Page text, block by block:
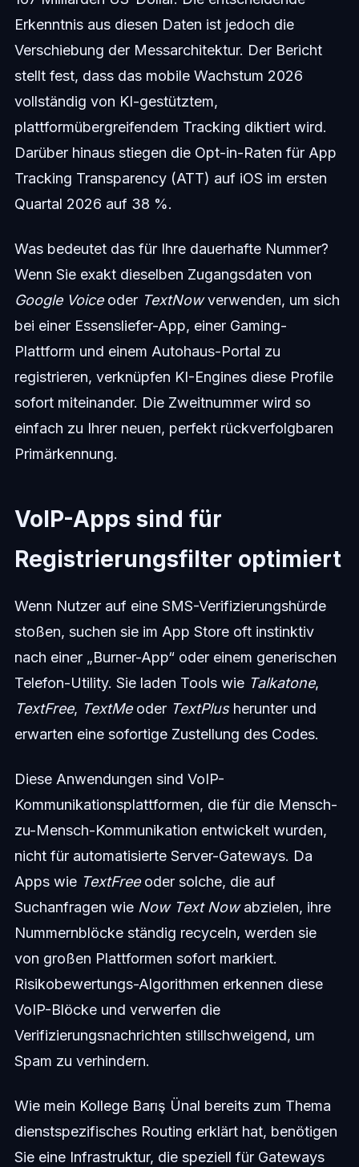
Erkenntnis aus diesen Daten ist jedoch die
Verschiebung der Messarchitektur. Der Bericht
stellt fest, dass das mobile Wachstum 2026
vollständig von KI-gestütztem,
plattformübergreifendem Tracking diktiert wird.
Darüber hinaus stiegen die Opt-in-Raten für App
Tracking Transparency (ATT) auf iOS im ersten
Quartal 2026 auf 38 %.
Was bedeutet das für Ihre dauerhafte Nummer?
Wenn Sie exakt dieselben Zugangsdaten von
Google Voiceoder TextNowverwenden, um sich
bei einer Essensliefer-App, einer Gaming-
Plattform und einem Autohaus-Portal zu
registrieren, verknüpfen KI-Engines diese Profile
sofort miteinander. Die Zweitnummer wird so
einfach zu Ihrer neuen, perfekt rückverfolgbaren
Primärkennung.
VoIP-Apps sind für
Registrierungsfilter optimiert
Wenn Nutzer auf eine SMS-Verifizierungshürde
stoßen, suchen sie im App Store oft instinktiv
nach einer „Burner-App“ oder einem generischen
Telefon-Utility. Sie laden Tools wie Talkatone,
TextFree, TextMeoder TextPlusherunter und
erwarten eine sofortige Zustellung des Codes.
Diese Anwendungen sind VoIP-
Kommunikationsplattformen, die für die Mensch-
zu-Mensch-Kommunikation entwickelt wurden,
nicht für automatisierte Server-Gateways. Da
Apps wie TextFreeoder solche, die auf
Suchanfragen wie Now Text Nowabzielen, ihre
Nummernblöcke ständig recyceln, werden sie
von großen Plattformen sofort markiert.
Risikobewertungs-Algorithmen erkennen diese
VoIP-Blöcke und verwerfen die
Verifizierungsnachrichten stillschweigend, um
Spam zu verhindern.
Wie mein Kollege Barış Ünal bereits zum Thema
dienstspezifisches Routing erklärt hat, benötigen
Sie eine Infrastruktur, die speziell für Gateways